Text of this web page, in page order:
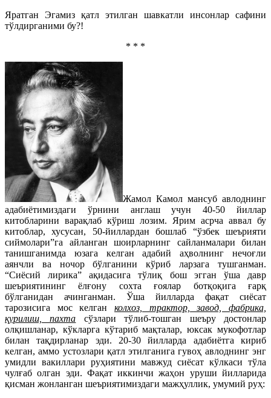
Яратган Эгамиз қатл этилган шавкатли инсонлар сафини
тўлдирганими бу?!
* * *
Жамол Камол мансуб авлоднинг
адабиётимиздаги ўрнини англаш учун 40-50 йиллар
китобларини варақлаб кўриш лозим. Ярим асрча аввал бу
китоблар, хусусан, 50-йиллардан бошлаб “ўзбек шеърияти
сиймолари”га айланган шоирларнинг сайланмалари билан
танишганимда юзага келган адабий аҳволнинг нечоғли
аянчли ва ночор бўлганини кўриб ларзага тушганман.
“Сиёсий лирика” ақидасига тўлиқ бош эгган ўша давр
шеъриятининг ёлғону сохта ғоялар ботқоқига ғарқ
бўлганидан ачинганман. Ўша йилларда фақат сиёсат
тарозисига мос келган колхоз, трактор, завод, фабрика,
қурилиш, пахта сўзлари тўлиб-тошган шеъру достонлар
олқишланар, кўкларга кўтариб мақталар, юксак мукофотлар
билан тақдирланар эди. 20-30 йилларда адабиётга кириб
келган, аммо устозлари қатл этилганига гувоҳ авлоднинг энг
умидли вакиллари руҳиятини мавжуд сиёсат кўлкаси тўла
чулғаб олган эди. Фақат иккинчи жаҳон уруши йилларида
қисман жонланган шеъриятимиздаги мажҳуллик, умумий руҳ: